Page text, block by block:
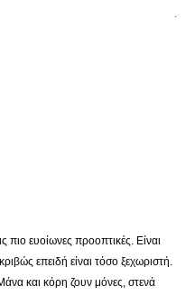
.
πιο ευοίωνες προοπτικές. Είναι
επειδή είναι τόσο ξεχωριστή.
και κόρη ζουν μόνες, στενά